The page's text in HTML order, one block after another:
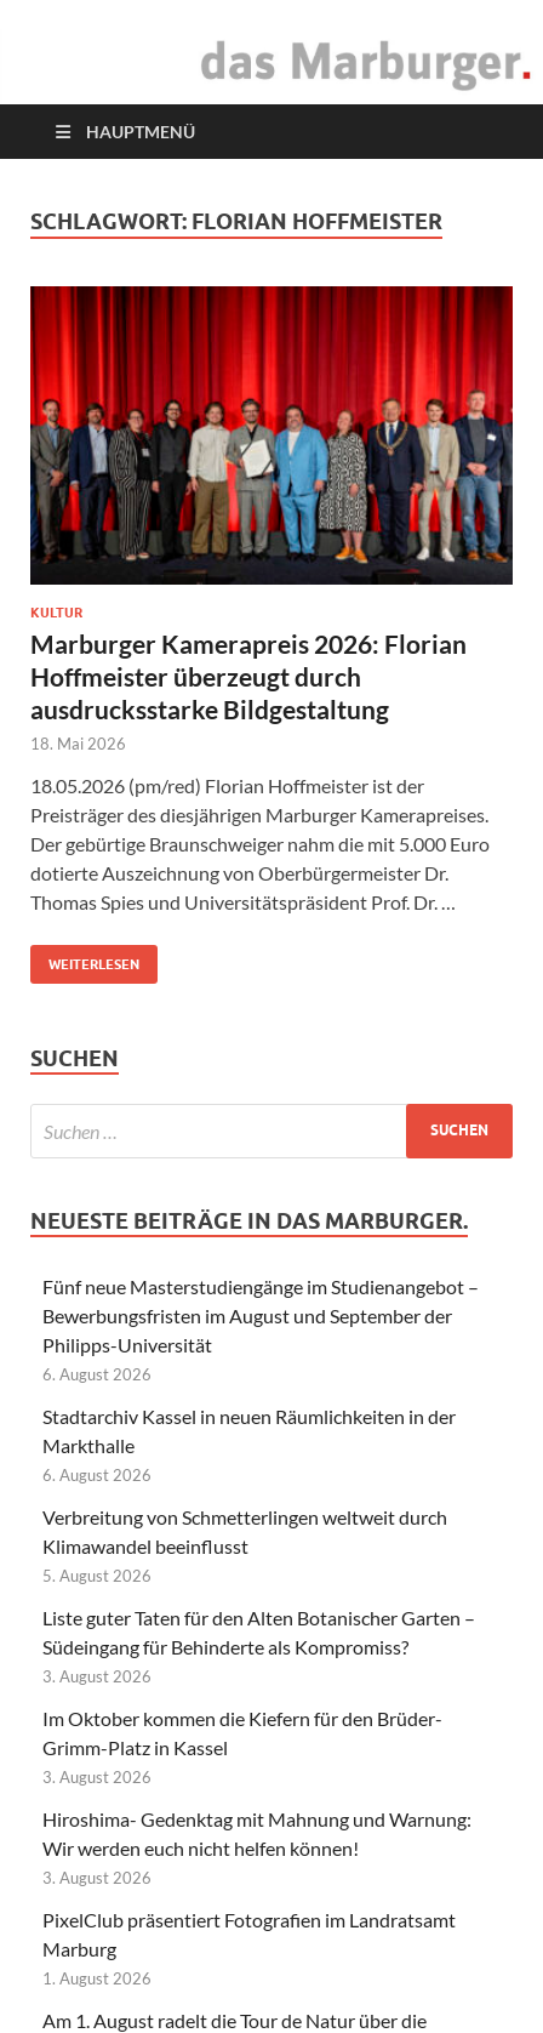
das Marburger.
HAUPTMENÜ
SCHLAGWORT: FLORIAN HOFFMEISTER
KULTUR
Marburger Kamerapreis 2026: Florian
Hoffmeister überzeugt durch
ausdrucksstarke Bildgestaltung
18. Mai 2026
18.05.2026 (pm/red) Florian Hoffmeister ist der
Preisträger des diesjährigen Marburger Kamerapreises.
Der gebürtige Braunschweiger nahm die mit 5.000 Euro
dotierte Auszeichnung von Oberbürgermeister Dr.
Thomas Spies und Universitätspräsident Prof. Dr. …
WEITERLESEN
SUCHEN
NEUESTE BEITRÄGE IN DAS MARBURGER.
Fünf neue Masterstudiengänge im Studienangebot –
Bewerbungsfristen im August und September der
Philipps-Universität
6. August 2026
Stadtarchiv Kassel in neuen Räumlichkeiten in der
Markthalle
6. August 2026
Verbreitung von Schmetterlingen weltweit durch
Klimawandel beeinflusst
5. August 2026
Liste guter Taten für den Alten Botanischer Garten –
Südeingang für Behinderte als Kompromiss?
3. August 2026
Im Oktober kommen die Kiefern für den Brüder-
Grimm-Platz in Kassel
3. August 2026
Hiroshima- Gedenktag mit Mahnung und Warnung:
Wir werden euch nicht helfen können!
3. August 2026
PixelClub präsentiert Fotografien im Landratsamt
Marburg
1. August 2026
Am 1. August radelt die Tour de Natur über die